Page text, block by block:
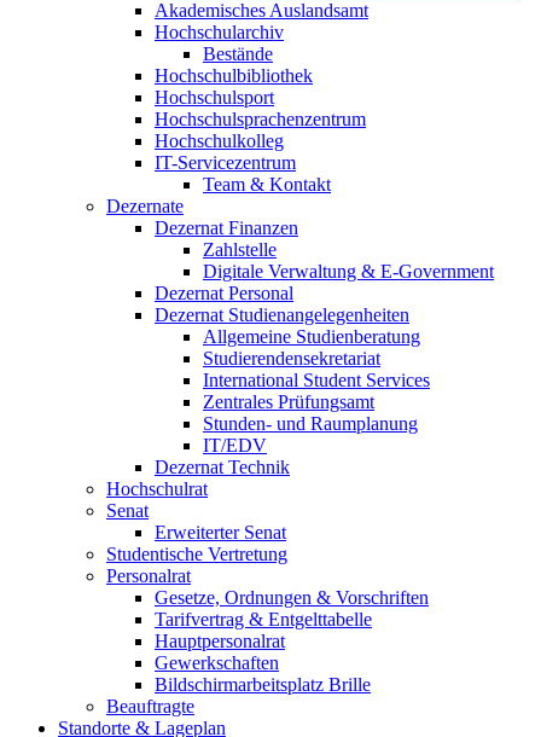
Akademisches Auslandsamt
Hochschularchiv
Bestände
Hochschulbibliothek
Hochschulsport
Hochschulsprachenzentrum
Hochschulkolleg
IT-Servicezentrum
Team & Kontakt
Dezernate
Dezernat Finanzen
Zahlstelle
Digitale Verwaltung & E-Government
Dezernat Personal
Dezernat Studienangelegenheiten
Allgemeine Studienberatung
Studierendensekretariat
International Student Services
Zentrales Prüfungsamt
Stunden- und Raumplanung
IT/EDV
Dezernat Technik
Hochschulrat
Senat
Erweiterter Senat
Studentische Vertretung
Personalrat
Gesetze, Ordnungen & Vorschriften
Tarifvertrag & Entgelttabelle
Hauptpersonalrat
Gewerkschaften
Bildschirmarbeitsplatz Brille
Beauftragte
Standorte & Lageplan